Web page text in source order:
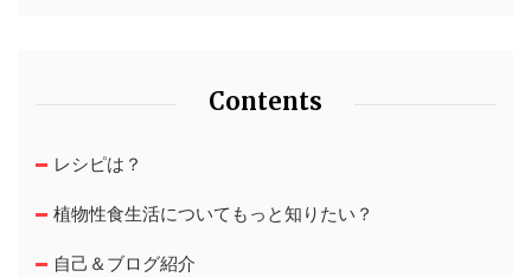
Contents
レシピは？
植物性食生活についてもっと知りたい？
自己＆ブログ紹介